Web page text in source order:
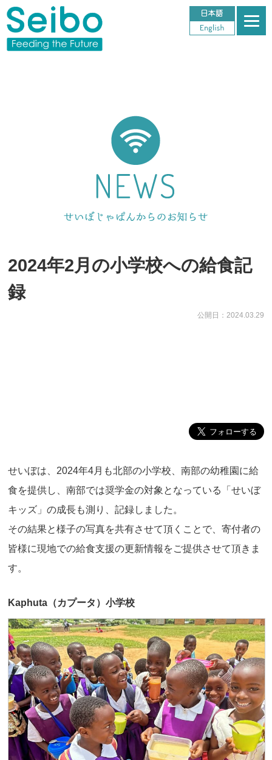
2024年2月の小学校への給食記
録
公開日：2024.03.29
せいぼは、2024年4月も北部の小学校、南部の幼稚園に給
食を提供し、南部では奨学金の対象となっている「せいぼ
キッズ」の成長も測り、記録しました。
その結果と様子の写真を共有させて頂くことで、寄付者の
皆様に現地での給食支援の更新情報をご提供させて頂きま
す。
Kaphuta（カプータ）小学校